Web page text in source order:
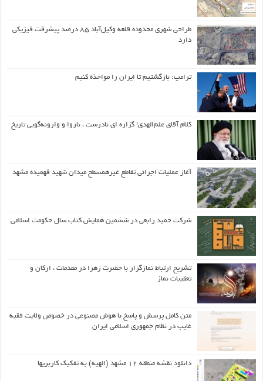
طراحی شهری محدوده قلعه وکیل‌آباد ۸۵ درصد پیشرفت فیزیکی
دارد
ترامپ: بازگشتیم تا ایران را مواخذه کنیم
کلام آقای علم‌الهدی! گزاره ای نادرست ، ناروا و وارونه‌گویی تاریخ
آغاز عملیات اجرائی تقاطع غیرهمسطح میدان شهید فهمیده مشهد
شرکت حمید رابعی در ششمین همایش کتاب سال حکومت اسلامی
تشریح ارتباط نمازگزار با حضرت زهرا در مقدمات ، ارکان و
تعقیبات نماز
متن کامل پرسش و پاسخ با هوش مصنوعی در خصوص ولایت فقیه
غایب در نظام جمهوری اسلامی ایران
دانلود نقشه منطقه ۱۲ مشهد (الهیه) به تفکیک کاربریها